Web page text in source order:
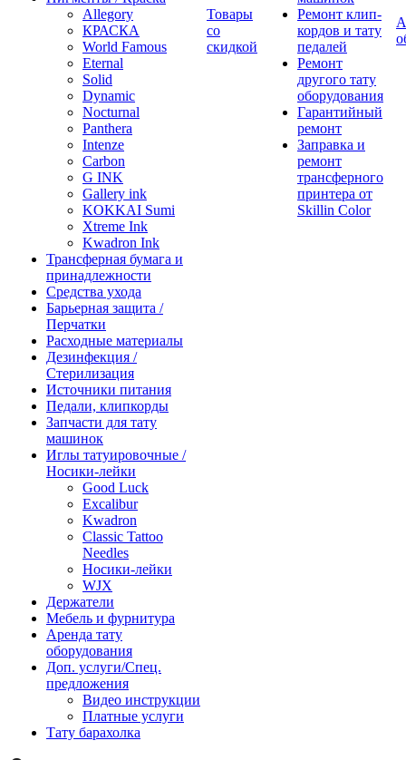
Allegory
КРАСКА
World Famous
Eternal
Solid
Dynamic
Nocturnal
Panthera
Intenze
Carbon
G INK
Gallery ink
KOKKAI Sumi
Xtreme Ink
Kwadron Ink
Трансферная бумага и
принадлежности
Средства ухода
Барьерная защита /
Перчатки
Расходные материалы
Дезинфекция /
Стерилизация
Источники питания
Педали, клипкорды
Запчасти для тату
машинок
Иглы татуировочные /
Носики-лейки
Good Luck
Excalibur
Kwadron
Classic Tattoo
Needles
Носики-лейки
WJX
Держатели
Мебель и фурнитура
Аренда тату
оборудования
Доп. услуги/Спец.
предложения
Видео инструкции
Платные услуги
Тату барахолка
Товары
со
скидкой
Ремонт клип-
кордов и тату
педалей
Ремонт
другого тату
оборудования
Гарантийный
ремонт
Заправка и
ремонт
трансферного
принтера от
Skillin Color